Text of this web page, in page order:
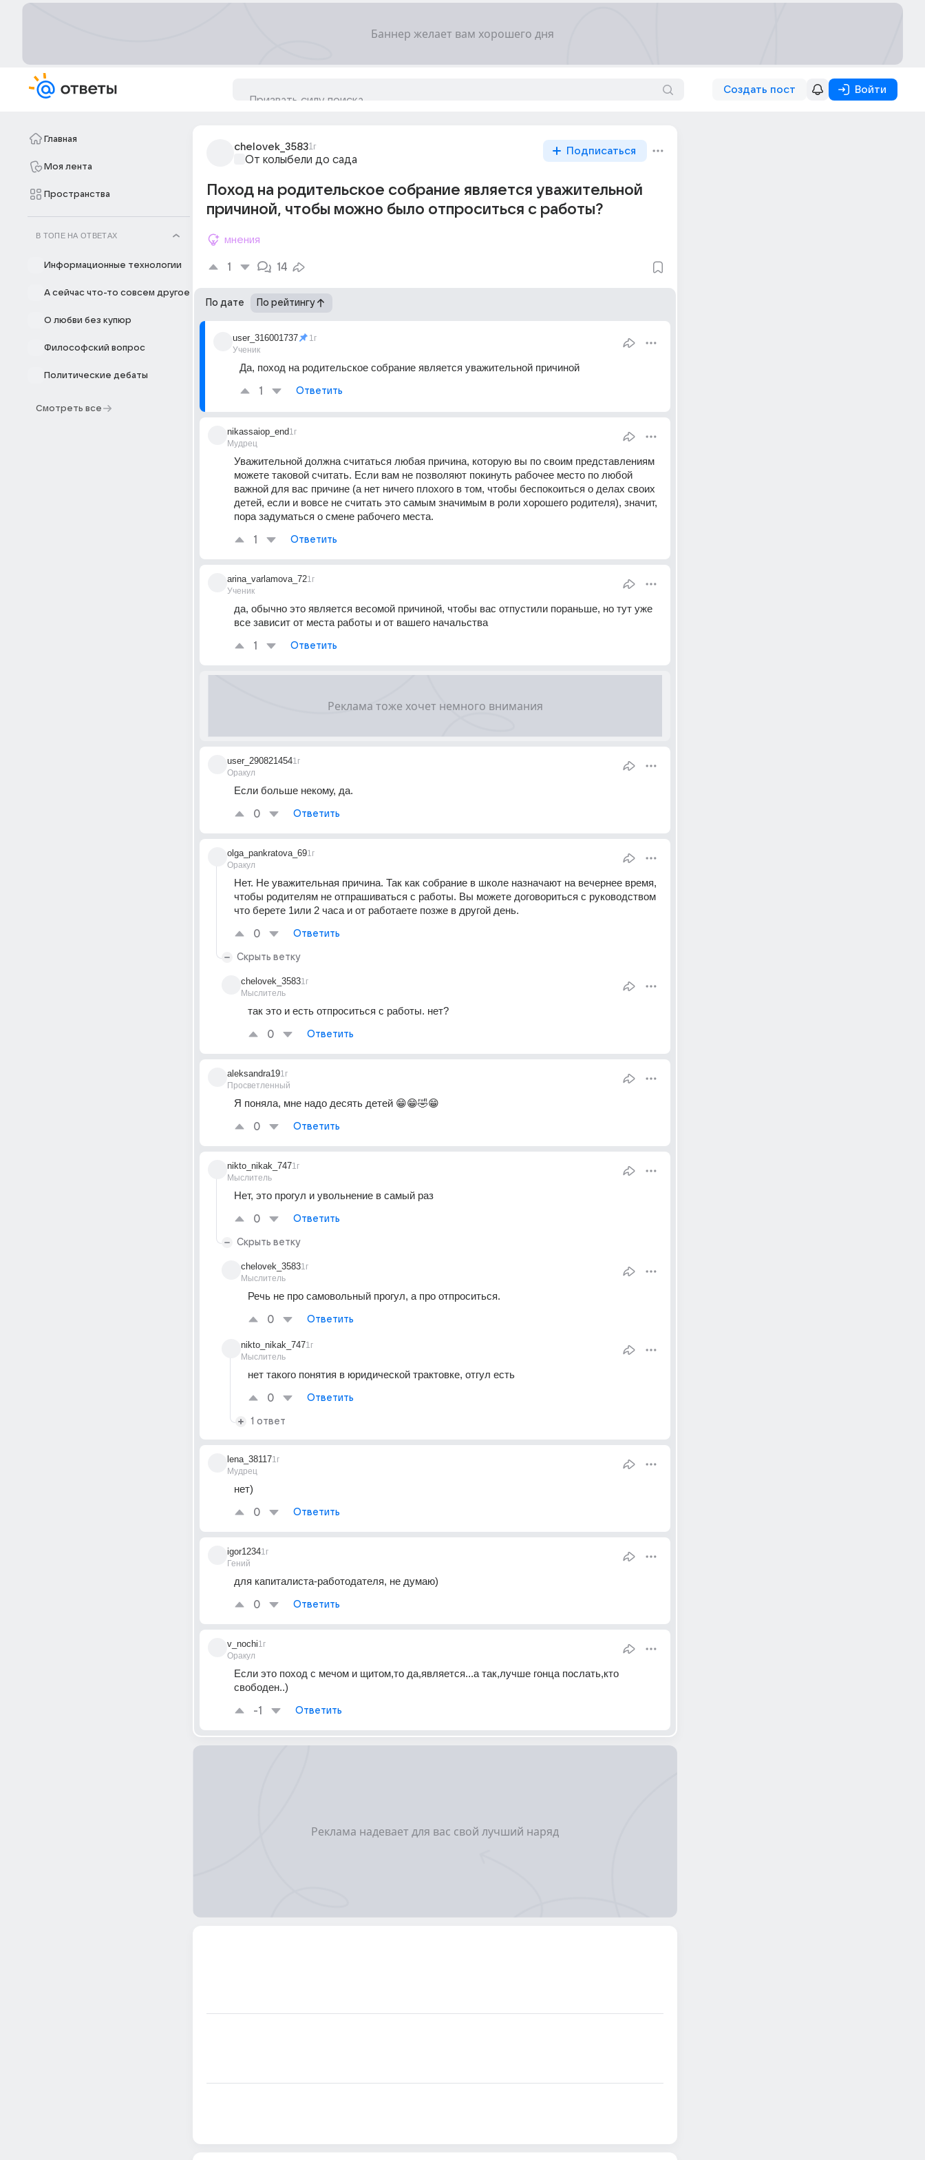
Создать пост Войти
Главная
Моя лента
Пространства
В ТОПЕ НА ОТВЕТАХ
Информационные технологии
А сейчас что-то совсем другое
О любви без купюр
Философский вопрос
Политические дебаты
Смотреть все
chelovek_35831г
От колыбели до сада
Подписаться
Поход на родительское собрание является уважительной
причиной, чтобы можно было отпроситься с работы?
мнения
1 14
По дате По рейтингу
user_316001737
Ученик
1г
Да, поход на родительское собрание является уважительной причиной
1 Ответить
nikassaiop_end
Мудрец
1г
Уважительной должна считаться любая причина, которую вы по своим представлениям
можете таковой считать. Если вам не позволяют покинуть рабочее место по любой
важной для вас причине (а нет ничего плохого в том, чтобы беспокоиться о делах своих
детей, если и вовсе не считать это самым значимым в роли хорошего родителя), значит,
пора задуматься о смене рабочего места.
1 Ответить
arina_varlamova_72
Ученик
1г
да, обычно это является весомой причиной, чтобы вас отпустили пораньше, но тут уже
все зависит от места работы и от вашего начальства
1 Ответить
user_290821454
Оракул
1г
Если больше некому, да.
0 Ответить
olga_pankratova_69
Оракул
1г
Нет. Не уважительная причина. Так как собрание в школе назначают на вечернее время,
чтобы родителям не отпрашиваться с работы. Вы можете договориться с руководством
что берете 1или 2 часа и от работаете позже в другой день.
0 Ответить
Скрыть ветку
chelovek_3583
Мыслитель
1г
так это и есть отпроситься с работы. нет?
0 Ответить
aleksandra19
Просветленный
1г
Я поняла, мне надо десять детей 😁😁🤣😁
0 Ответить
nikto_nikak_747
Мыслитель
1г
Нет, это прогул и увольнение в самый раз
0 Ответить
Скрыть ветку
chelovek_3583
Мыслитель
1г
Речь не про самовольный прогул, а про отпроситься.
0 Ответить
nikto_nikak_747
Мыслитель
1г
нет такого понятия в юридической трактовке, отгул есть
0 Ответить
1 ответ
lena_38117
Мудрец
1г
нет)
0 Ответить
igor1234
Гений
1г
для капиталиста-работодателя, не думаю)
0 Ответить
v_nochi
Оракул
1г
Если это поход с мечом и щитом,то да,является...а так,лучше гонца послать,кто
свободен..)
-1 Ответить